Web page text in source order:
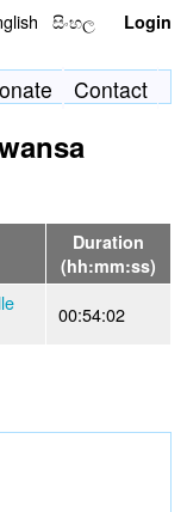
සිංහල Login
Contact
Duration
(hh:mm:ss)
00:54:02